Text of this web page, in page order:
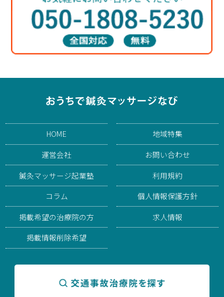
HOME
運営会社
鍼灸マッサージ起業塾
コラム
掲載希望の治療院の方
掲載情報削除希望
地域特集
お問い合わせ
利用規約
個人情報保護方針
求人情報